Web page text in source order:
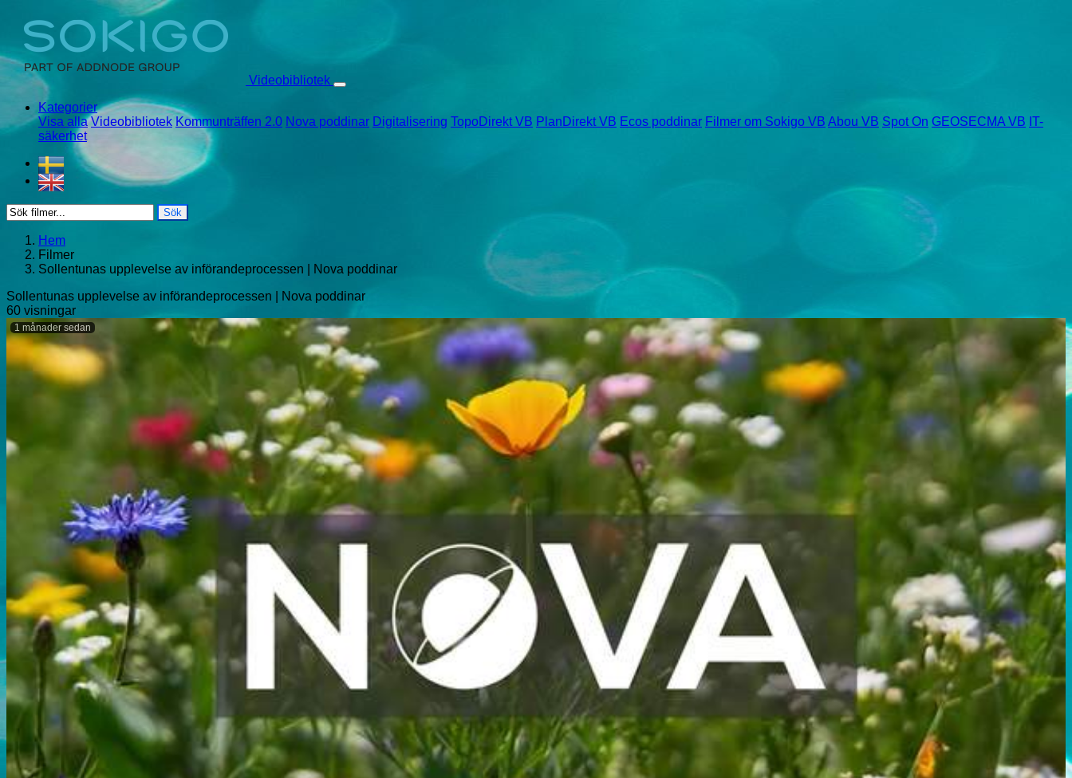
Videobibliotek
Kategorier
Visa alla Videobibliotek Kommunträffen 2.0 Nova poddinar Digitalisering TopoDirekt VB PlanDirekt VB Ecos poddinar Filmer om Sokigo VB Abou VB Spot On GEOSECMA VB IT-
säkerhet
Sök
Hem
Filmer
Sollentunas upplevelse av införandeprocessen | Nova poddinar
Sollentunas upplevelse av införandeprocessen | Nova poddinar
60 visningar
1 månader sedan